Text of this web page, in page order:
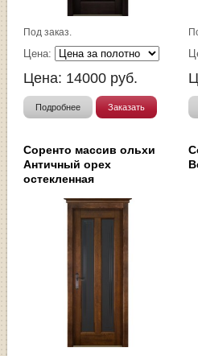
Под заказ.
Цена:
Цена: 14000 руб.
Подробнее Заказать
Соренто массив ольхи
Античный орех
остекленная